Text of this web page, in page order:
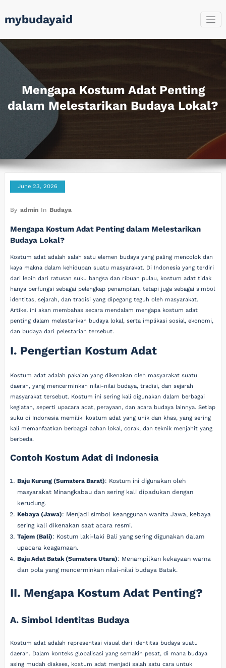
to
content
mybudayaid
Mengapa Kostum Adat Penting
dalam Melestarikan Budaya Lokal?
June 23, 2026
By admin In Budaya
Mengapa Kostum Adat Penting dalam Melestarikan
Budaya Lokal?
Kostum adat adalah salah satu elemen budaya yang paling mencolok dan
kaya makna dalam kehidupan suatu masyarakat. Di Indonesia yang terdiri
dari lebih dari ratusan suku bangsa dan ribuan pulau, kostum adat tidak
hanya berfungsi sebagai pelengkap penampilan, tetapi juga sebagai simbol
identitas, sejarah, dan tradisi yang dipegang teguh oleh masyarakat.
Artikel ini akan membahas secara mendalam mengapa kostum adat
penting dalam melestarikan budaya lokal, serta implikasi sosial, ekonomi,
dan budaya dari pelestarian tersebut.
I. Pengertian Kostum Adat
Kostum adat adalah pakaian yang dikenakan oleh masyarakat suatu
daerah, yang mencerminkan nilai-nilai budaya, tradisi, dan sejarah
masyarakat tersebut. Kostum ini sering kali digunakan dalam berbagai
kegiatan, seperti upacara adat, perayaan, dan acara budaya lainnya. Setiap
suku di Indonesia memiliki kostum adat yang unik dan khas, yang sering
kali memanfaatkan berbagai bahan lokal, corak, dan teknik menjahit yang
berbeda.
Contoh Kostum Adat di Indonesia
Baju Kurung (Sumatera Barat): Kostum ini digunakan oleh
masyarakat Minangkabau dan sering kali dipadukan dengan
kerudung.
Kebaya (Jawa): Menjadi simbol keanggunan wanita Jawa, kebaya
sering kali dikenakan saat acara resmi.
Tajem (Bali): Kostum laki-laki Bali yang sering digunakan dalam
upacara keagamaan.
Baju Adat Batak (Sumatera Utara): Menampilkan kekayaan warna
dan pola yang mencerminkan nilai-nilai budaya Batak.
II. Mengapa Kostum Adat Penting?
A. Simbol Identitas Budaya
Kostum adat adalah representasi visual dari identitas budaya suatu
daerah. Dalam konteks globalisasi yang semakin pesat, di mana budaya
asing mudah diakses, kostum adat menjadi salah satu cara untuk